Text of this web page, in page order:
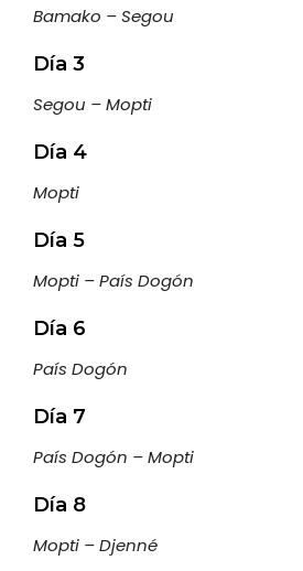
Bamako – Segou
Día 3
Segou – Mopti
Día 4
Mopti
Día 5
Mopti – País Dogón
Día 6
País Dogón
Día 7
País Dogón – Mopti
Día 8
Mopti – Djenné